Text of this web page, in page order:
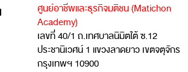
ศูนย์อาชีพและธุรกิจมติชน (Matichon
Academy)
เลขที่ 40/1 ถ.เทศบาลนิมิตใต้ ซ.12
ประชานิเวศน์ 1 แขวงลาดยาว เขตจตุจักร
กรุงเทพฯ 10900